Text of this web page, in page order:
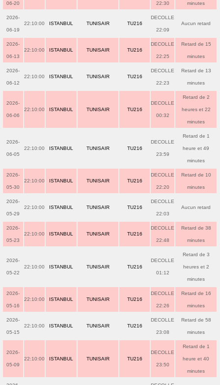
06-20 22:30 minutes
2026-
06-19
22:10:00 ISTANBUL TUNISAIR TU216
DECOLLE
22:09
Aucun retard
2026-
06-13
22:10:00 ISTANBUL TUNISAIR TU216
DECOLLE
22:25
Retard de 15
minutes
2026-
06-12
22:10:00 ISTANBUL TUNISAIR TU216
DECOLLE
22:23
Retard de 13
minutes
2026-
06-06
22:10:00 ISTANBUL TUNISAIR TU216
DECOLLE
00:32
Retard de 2
heures et 22
minutes
2026-
06-05
22:10:00 ISTANBUL TUNISAIR TU216
DECOLLE
23:59
Retard de 1
heure et 49
minutes
2026-
05-30
22:10:00 ISTANBUL TUNISAIR TU216
DECOLLE
22:20
Retard de 10
minutes
2026-
05-29
22:10:00 ISTANBUL TUNISAIR TU216
DECOLLE
22:03
Aucun retard
2026-
05-23
22:10:00 ISTANBUL TUNISAIR TU216
DECOLLE
22:48
Retard de 38
minutes
2026-
05-22
22:10:00 ISTANBUL TUNISAIR TU216
DECOLLE
01:12
Retard de 3
heures et 2
minutes
2026-
05-16
22:10:00 ISTANBUL TUNISAIR TU216
DECOLLE
22:26
Retard de 16
minutes
2026-
05-15
22:10:00 ISTANBUL TUNISAIR TU216
DECOLLE
23:08
Retard de 58
minutes
2026-
05-09
22:10:00 ISTANBUL TUNISAIR TU216
DECOLLE
23:50
Retard de 1
heure et 40
minutes